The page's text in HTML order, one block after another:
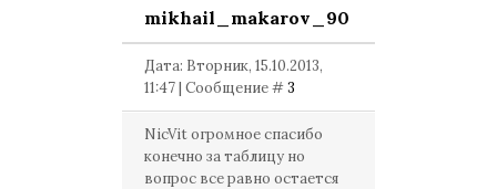
mikhail_makarov_90
Дата: Вторник, 15.10.2013,
11:47 | Сообщение #3
NicVit огромное спасибо
конечно за таблицу но
вопрос все равно остается